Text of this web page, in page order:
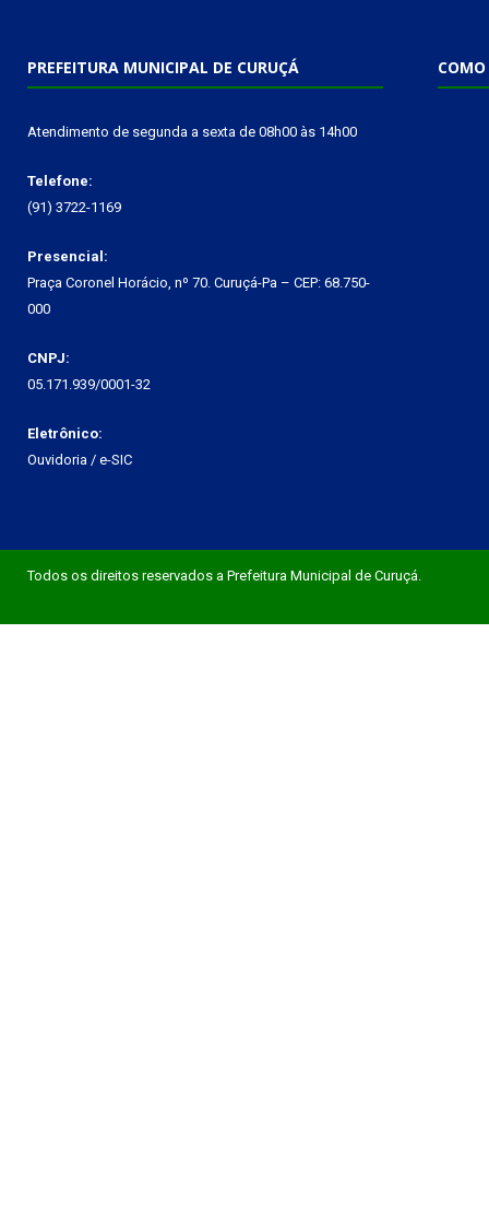
PREFEITURA MUNICIPAL DE CURUÇÁ
Atendimento de segunda a sexta de 08h00 às 14h00
Telefone:
(91) 3722-1169
Presencial:
Praça Coronel Horácio, nº 70. Curuçá-Pa – CEP: 68.750-
000
CNPJ:
05.171.939/0001-32
Eletrônico:
Ouvidoria / e-SIC
COMO
Todos os direitos reservados a Prefeitura Municipal de Curuçá.